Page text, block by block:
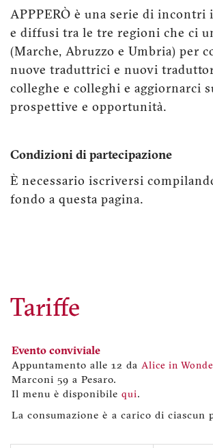
APPPERÒ è una serie di incontri
e diffusi tra le tre regioni che ci
(Marche, Abruzzo e Umbria) per
nuove traduttrici e nuovi
colleghe e colleghi e aggiornarci
prospettive e opportunità.
Condizioni di partecipazione
È necessario iscriversi
fondo a questa pagina.
Tariffe
Evento conviviale
Appuntamento alle 12 da Alice in
Marconi 59 a Pesaro.
Il menu è disponibile qui.
La consumazione è a carico di ciascun